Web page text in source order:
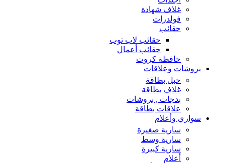
غلاف شهادة
فولدرات
حقائب
حقائب لاب توب
حقائب أعمال
حافظة كروت
بروشات وعلاقات
حبل بطاقة
غلاف بطاقة
بدجات , بروشات
علاقات بطاقة
سواري وأعلام
سارية صغيرة
سارية وسط
سارية كبيرة
أعلام